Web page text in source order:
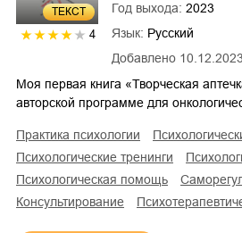
ТЕКСТ
4
Добавлено
Год выхода: 2023
Язык: Русский
Моя первая книга «Творческая
авторской программе для
практика психологии
психологические тренинги
психологическая помощь
консультирование